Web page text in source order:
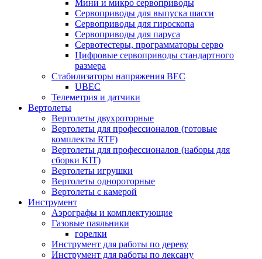
Мини и микро сервоприводы
Сервоприводы для выпуска шасси
Сервоприводы для гироскопа
Сервоприводы для паруса
Сервотестеры, программаторы серво
Цифровые сервоприводы стандартного
размера
Стабилизаторы напряжения BEC
UBEC
Телеметрия и датчики
Вертолеты
Вертолеты двухроторные
Вертолеты для профессионалов (готовые
комплекты RTF)
Вертолеты для профессионалов (наборы для
сборки KIT)
Вертолеты игрушки
Вертолеты однороторные
Вертолеты с камерой
Инструмент
Аэрографы и комплектующие
Газовые паяльники
горелки
Инструмент для работы по дереву
Инструмент для работы по лексану